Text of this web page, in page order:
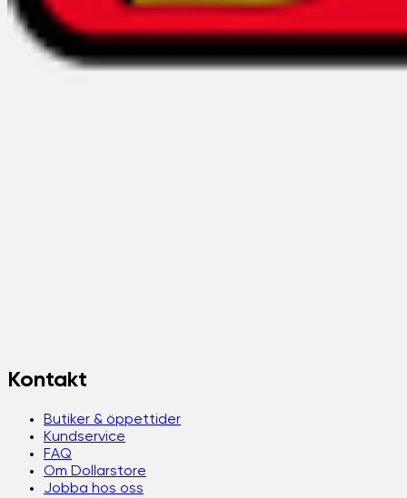
Kontakt
Butiker & öppettider
Kundservice
FAQ
Om Dollarstore
Jobba hos oss